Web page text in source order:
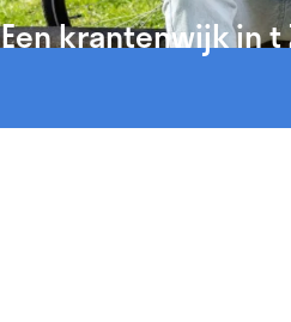
Een krantenwijk in t